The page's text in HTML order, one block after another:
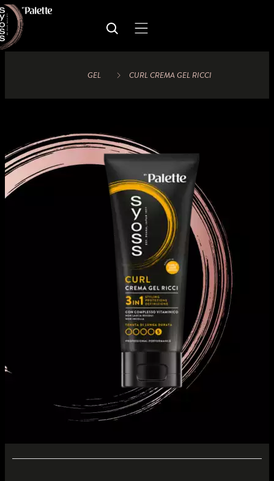
GEL CURL CREMA GEL RICCI